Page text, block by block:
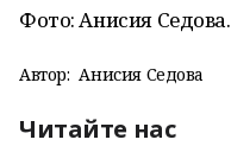
Фото: Анисия Седова.
Автор: Анисия Седова
Читайте нас